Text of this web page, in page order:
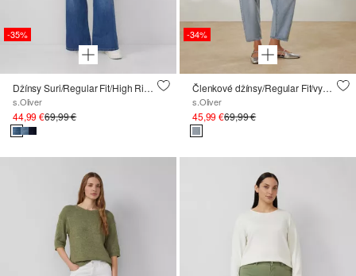
-35%
Džínsy Suri/Regular Fit/High Rise/Wide Leg
s.Oliver
44,99 €69,99 €
-34%
Členkové džínsy/Regular Fit/vysoký pás/sudovité nohavice
s.Oliver
45,99 €69,99 €